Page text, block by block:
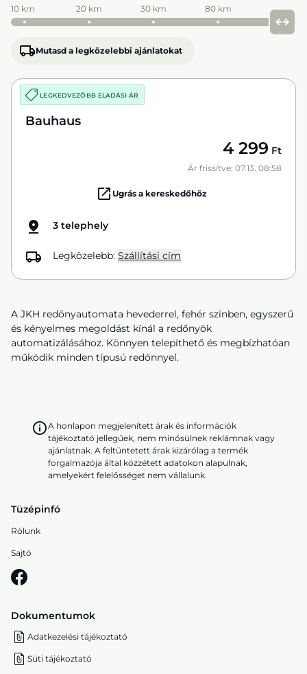
10 km 20 km 30 km 80 km
Mutasd a legközelebbi ajánlatokat
LEGKEDVEZŐBB ELADÁSI ÁR
Bauhaus
4 299 Ft
Ár frissítve: 07.13. 08:58
Ugrás a kereskedőhöz
3 telephely
Legközelebb: Szállítási cím
A JKH redőnyautomata hevederrel, fehér színben, egyszerű
és kényelmes megoldást kínál a redőnyök
automatizálásához. Könnyen telepíthető és megbízhatóan
működik minden típusú redőnnyel.
A honlapon megjelenített árak és információk
tájékoztató jellegűek, nem minősülnek reklámnak vagy
ajánlatnak. A feltüntetett árak kizárólag a termék
forgalmazója által közzétett adatokon alapulnak,
amelyekért felelősséget nem vállalunk.
Tüzépinfó
Rólunk
Sajtó
Dokumentumok
Adatkezelési tájékoztató
Süti tájékoztató